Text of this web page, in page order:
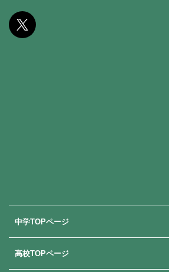
中学TOPページ
中学校での学び
高校TOPページ